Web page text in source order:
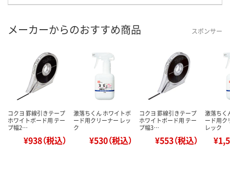
メーカーからのおすすめ商品 スポンサー
コクヨ 罫線引きテープ
ホワイトボード用 テー
プ幅2…
¥938（税込）
激落ちくん ホワイトボ
ード用クリーナー レッ
ク
¥530（税込）
コクヨ 罫線引きテープ
ホワイトボード用 テー
プ幅3…
¥553（税込）
激落ちく
ード用ク
レック